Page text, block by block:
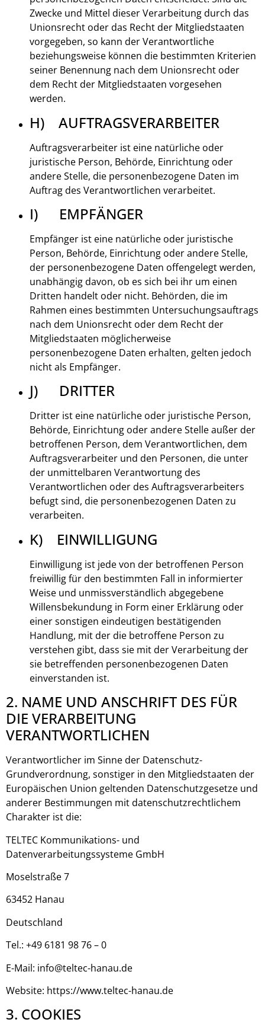
Zwecke und Mittel dieser Verarbeitung durch das
Unionsrecht oder das Recht der Mitgliedstaaten
vorgegeben, so kann der Verantwortliche
beziehungsweise können die bestimmten Kriterien
seiner Benennung nach dem Unionsrecht oder
dem Recht der Mitgliedstaaten vorgesehen
werden.
H) AUFTRAGSVERARBEITER
Auftragsverarbeiter ist eine natürliche oder
juristische Person, Behörde, Einrichtung oder
andere Stelle, die personenbezogene Daten im
Auftrag des Verantwortlichen verarbeitet.
I) EMPFÄNGER
Empfänger ist eine natürliche oder juristische
Person, Behörde, Einrichtung oder andere Stelle,
der personenbezogene Daten offengelegt werden,
unabhängig davon, ob es sich bei ihr um einen
Dritten handelt oder nicht. Behörden, die im
Rahmen eines bestimmten Untersuchungsauftrags
nach dem Unionsrecht oder dem Recht der
Mitgliedstaaten möglicherweise
personenbezogene Daten erhalten, gelten jedoch
nicht als Empfänger.
J) DRITTER
Dritter ist eine natürliche oder juristische Person,
Behörde, Einrichtung oder andere Stelle außer der
betroffenen Person, dem Verantwortlichen, dem
Auftragsverarbeiter und den Personen, die unter
der unmittelbaren Verantwortung des
Verantwortlichen oder des Auftragsverarbeiters
befugt sind, die personenbezogenen Daten zu
verarbeiten.
K) EINWILLIGUNG
Einwilligung ist jede von der betroffenen Person
freiwillig für den bestimmten Fall in informierter
Weise und unmissverständlich abgegebene
Willensbekundung in Form einer Erklärung oder
einer sonstigen eindeutigen bestätigenden
Handlung, mit der die betroffene Person zu
verstehen gibt, dass sie mit der Verarbeitung der
sie betreffenden personenbezogenen Daten
einverstanden ist.
2. NAME UND ANSCHRIFT DES FÜR
DIE VERARBEITUNG
VERANTWORTLICHEN
Verantwortlicher im Sinne der Datenschutz-
Grundverordnung, sonstiger in den Mitgliedstaaten der
Europäischen Union geltenden Datenschutzgesetze und
anderer Bestimmungen mit datenschutzrechtlichem
Charakter ist die:
TELTEC Kommunikations- und
Datenverarbeitungssysteme GmbH
Moselstraße 7
63452 Hanau
Deutschland
Tel.: +49 6181 98 76 – 0
E-Mail: info@teltec-hanau.de
Website: https://www.teltec-hanau.de
3. COOKIES